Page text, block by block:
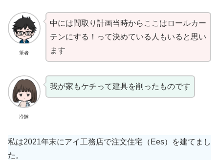
筆者
中には間取り計画当時からここはロールカー
テンにする！って決めている人もいると思い
ます
冷嫁
我が家もケチって建具を削ったものです
私は2021年末にアイ工務店で注文住宅（Ees）を建てまし
た。